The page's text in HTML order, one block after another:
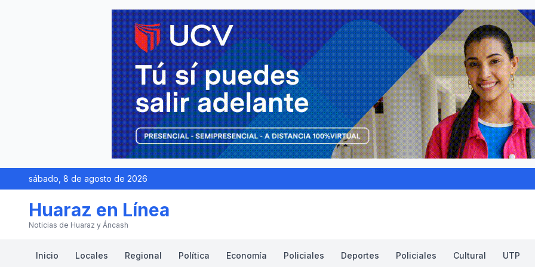
sábado, 8 de agosto de 2026
Huaraz en Línea
Noticias de Huaraz y Áncash
Inicio Locales Regional Política Economía Policiales Deportes Policiales Cultural UTP